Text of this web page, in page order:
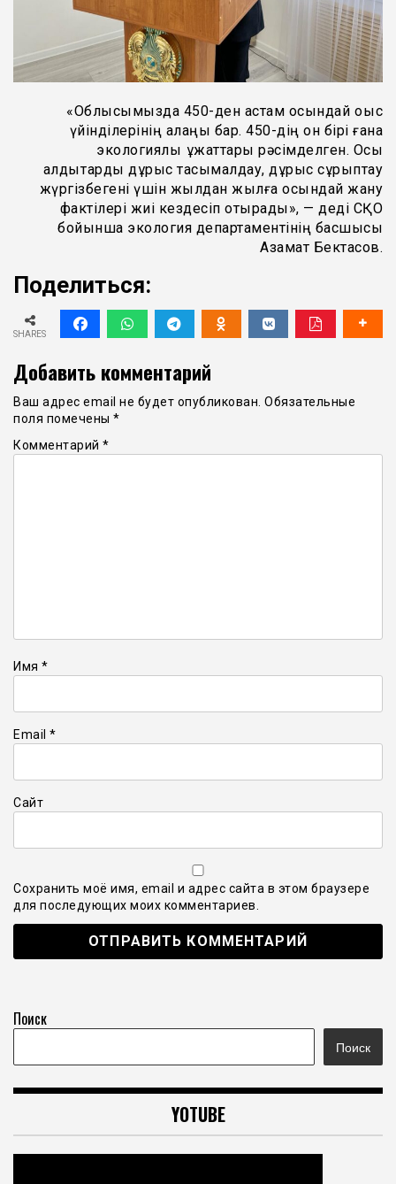
«Облысымызда 450-ден астам осындай қоқыс
үйінділерінің алаңы бар. 450-дің он бірі ғана
экологиялық құжаттары рәсімделген. Осы
қалдықтарды дұрыс тасымалдау, дұрыс сұрыптау
жүргізбегені үшін жылдан жылға осындай жану
фактілері жиі кездесіп отырады», — деді СҚО
бойынша экология департаментінің басшысы
Азамат Бектасов.
Поделиться:
SHARES
Добавить комментарий
Ваш адрес email не будет опубликован. Обязательные
поля помечены *
Комментарий *
Имя *
Email *
Сайт
Сохранить моё имя, email и адрес сайта в этом браузере
для последующих моих комментариев.
Поиск
Поиск
YOTUBE